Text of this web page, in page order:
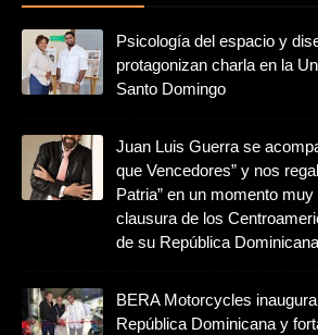
Psicología del espacio y
protagonizan charla en la
Santo Domingo
Juan Luis Guerra se
que Vencedores” y nos
Patria” en un momento
clausura de los
de su República Dominicana
BERA Motorcycles
República Dominicana y